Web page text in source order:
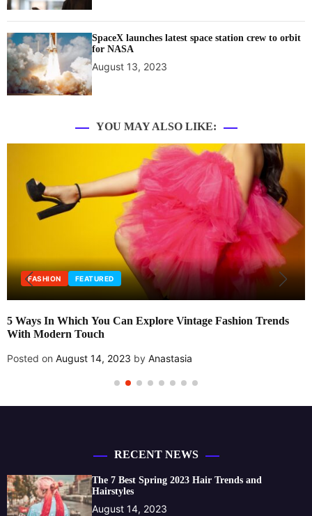
SpaceX launches latest space station crew to orbit
for NASA
August 13, 2023
YOU MAY ALSO LIKE:
FEATURED
In Which You Can Explore Vintage Fashion Trends
Touch
onAugust 14, 2023 byAnastasia
New
RECENT NEWS
The 7 Best Spring 2023 Hair Trends and
Hairstyles
August 14, 2023